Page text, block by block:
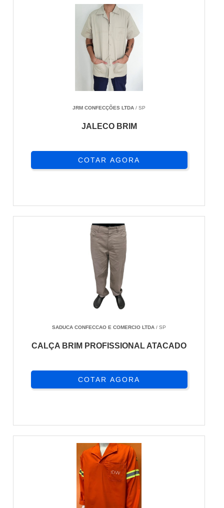
JRM CONFECÇÕES LTDA / SP
JALECO BRIM
COTAR AGORA
SADUCA CONFECCAO E COMERCIO LTDA / SP
CALÇA BRIM PROFISSIONAL ATACADO
COTAR AGORA